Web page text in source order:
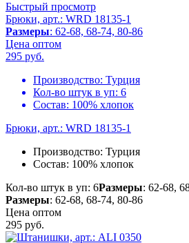
Быстрый просмотр
Брюки, арт.: WRD 18135-1
Размеры: 62-68, 68-74, 80-86
Цена оптом
295 руб.
Производство: Турция
Кол-во штук в уп: 6
Состав: 100% хлопок
Брюки, арт.: WRD 18135-1
Производство: Турция
Состав: 100% хлопок
Кол-во штук в уп: 6Размеры: 62-68,
Размеры: 62-68, 68-74, 80-86
Цена оптом
295 руб.